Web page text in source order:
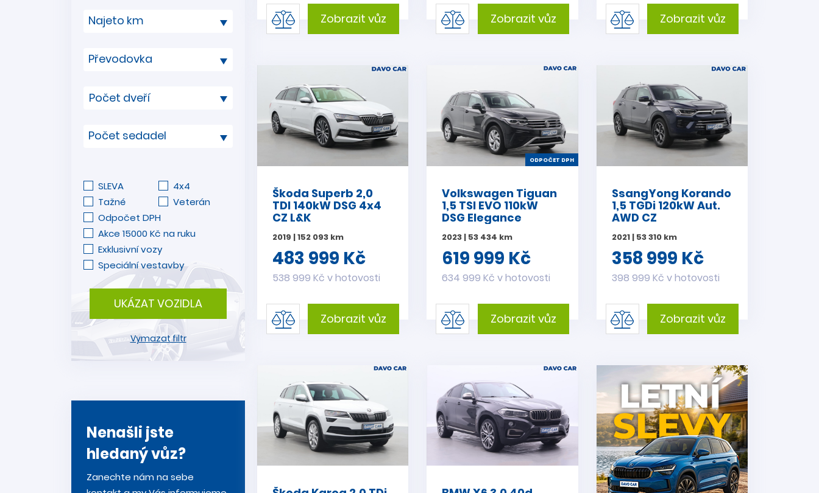
Najeto km
Převodovka
Počet sedadel
SLEVA
4x4
Tažné
Veterán
Odpočet DPH
Akce 15000 Kč na ruku
Exklusivní vozy
Speciální vestavby
UKÁZAT VOZIDLA
Vymazat filtr
Nenašli jste
hledaný vůz?
Zanechte nám na sebe
Zobrazit vůz Zobrazit vůz Zobrazit vůz
Škoda Superb 2,0
TDI 140kW DSG 4x4
CZ L&K
2019 | 152 093 km
483 999 Kč
538 999 Kč v hotovosti
Zobrazit vůz
ODPOČET DPH
Volkswagen Tiguan
1,5 TSI EVO 110kW
DSG Elegance
2023 | 53 434 km
619 999 Kč
634 999 Kč v hotovosti
Zobrazit vůz
SsangYong Korando
1,5 TGDi 120kW Aut.
AWD CZ
2021 | 53 310 km
358 999 Kč
398 999 Kč v hotovosti
Zobrazit vůz